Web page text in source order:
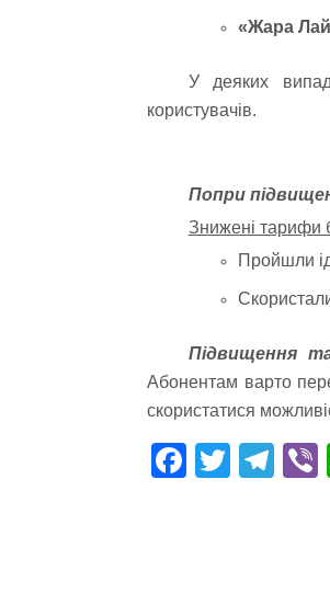
«Жара
У деяких
користувачів.
Попри
Знижені тарифи
Пройшли
Підвищення
Абонентам варто
скористатися
Fa T
Te